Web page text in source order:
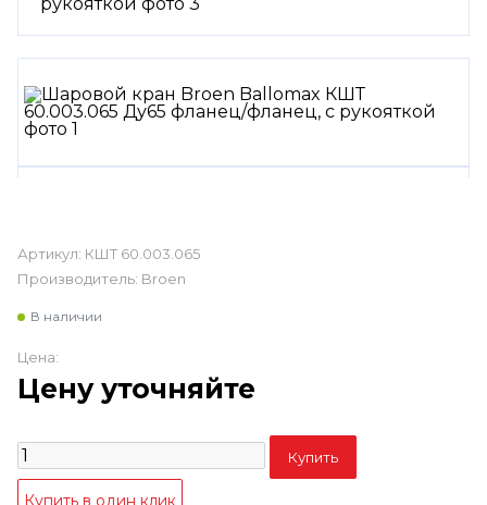
Артикул: КШТ 60.003.065
Производитель: Broen
В наличии
Цена:
Цену уточняйте